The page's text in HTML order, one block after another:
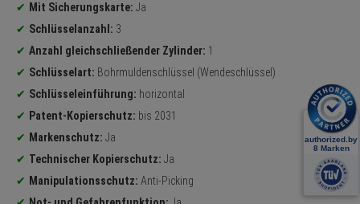
Mit Sicherungskarte: Ja
Schlüsselanzahl: 3
Anzahl gleichschließender Zylinder: 1
Schlüsselart: Bohrmuldenschlüssel (Wendeschlüssel)
Schlüsseleinführung: horizontal
Patent-Kopierschutz: bis 2031
Markenschutz: Ja
Technischer Kopierschutz: Ja
Manipulationsschutz: Anti-Picking